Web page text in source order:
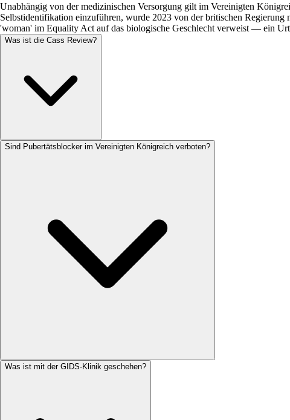
Unabhängig von der medizinischen Versorgung gilt im Vereinigten
Selbstidentifikation einzuführen, wurde 2023 von der britischen
'woman' im Equality Act auf das biologische Geschlecht verweist — ein
Was ist die Cass Review?
Sind Pubertätsblocker im Vereinigten Königreich verboten?
Was ist mit der GIDS-Klinik geschehen?